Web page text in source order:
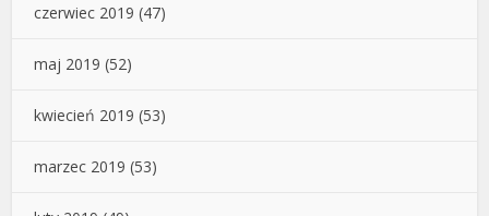
czerwiec 2019 (47)
maj 2019 (52)
kwiecień 2019 (53)
marzec 2019 (53)